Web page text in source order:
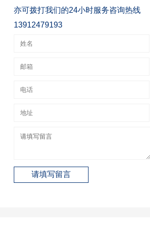
亦可拨打我们的24小时服务咨询热线
13912479193